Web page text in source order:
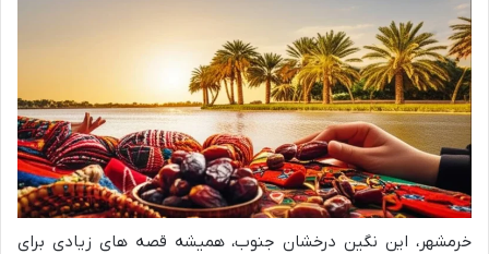
خرمشهر، این نگین درخشان جنوب، همیشه قصه های زیادی برای